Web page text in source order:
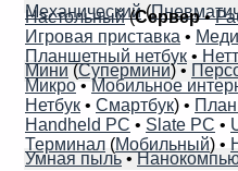
Механический(
Настольный(Сервер•
Игровая приставка •
Планшетный нетбук •
Мини(Супермини) •
Микро• Мобильное
Нетбук • Смартбук) •
Handheld PC • Slate PC •
Терминал (Мобильный) •
Умная пыль•